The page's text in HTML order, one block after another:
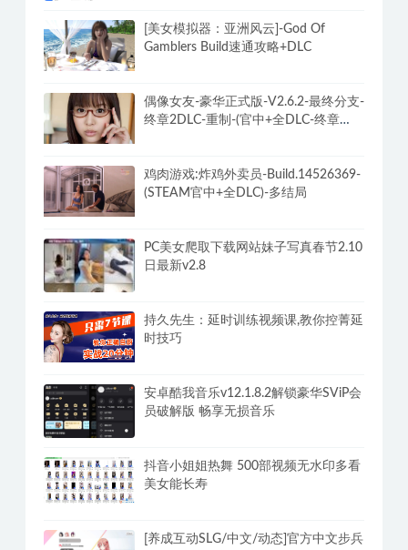
[美女模拟器：亚洲风云]-God Of
Gamblers Build速通攻略+DLC
偶像女友-豪华正式版-V2.6.2-最终分支-
终章2DLC-重制-(官中+全DLC-终章
鸡肉游戏:炸鸡外卖员-Build.14526369-
(STEAM官中+全DLC)-多结局
PC美女爬取下载网站妹子写真春节2.10
日最新v2.8
持久先生：延时训练视频课,教你控菁延
时技巧
安卓酷我音乐v12.1.8.2解锁豪华SViP会
员破解版 畅享无损音乐
抖音小姐姐热舞 500部视频无水印多看
美女能长寿
[养成互动SLG/中文/动态]官方中文步兵